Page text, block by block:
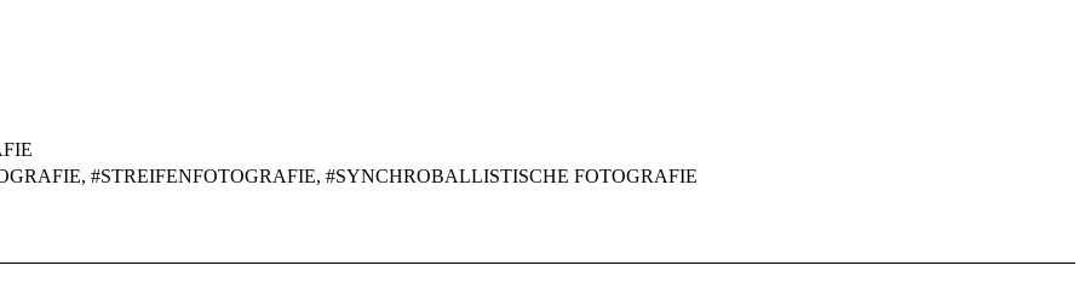
, STREIFENFOTOGRAFIE, SYNCHROBALLISTISCHE FOTOGRAFIE